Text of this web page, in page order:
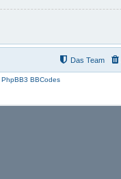
Das Team
PhpBB3 BBCodes